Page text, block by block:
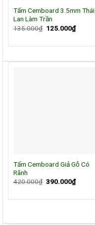
Tấm Cemboard 3.5mm Thái
Lan Làm Trần
135.000₫ Giá
135.000₫.
125.000₫Giá
hiện
là:
Tấm Cemboard Giả Gỗ Có
Rãnh
420.000₫ Giá
420.000₫.
390.000₫Giá
hiện
là: